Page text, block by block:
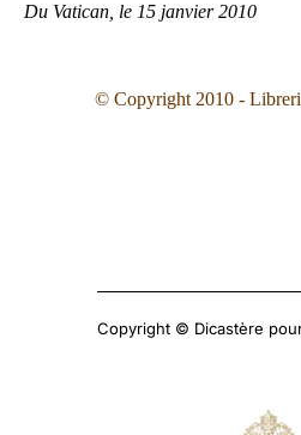
Du Vatican, le 15 janvier 2010
© Copyright 2010 -
Copyright © Dicastère